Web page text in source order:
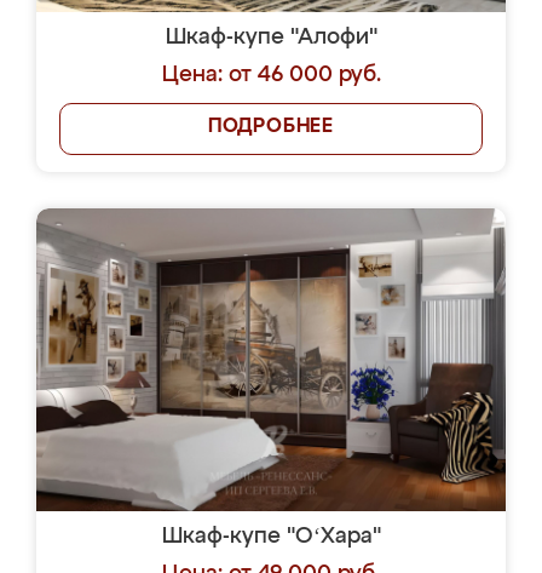
Шкаф-купе "Алофи"
Цена: от 46 000 руб.
ПОДРОБНЕЕ
Шкаф-купе "OʻХара"